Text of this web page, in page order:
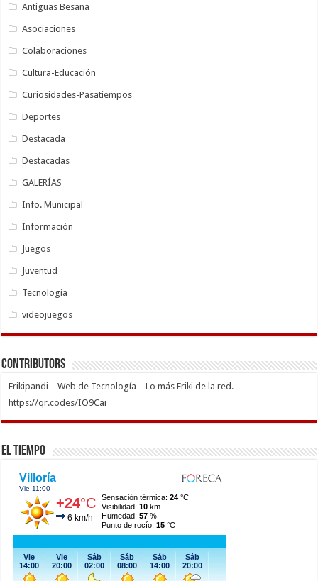
Antiguas Besana
Asociaciones
Colaboraciones
Cultura-Educación
Curiosidades-Pasatiempos
Deportes
Destacada
Destacadas
GALERÍAS
Info. Municipal
Información
Juegos
Juventud
Tecnología
videojuegos
Contributors
Frikipandi – Web de Tecnología – Lo más Friki de la red.
https://qr.codes/IO9Cai
El Tiempo